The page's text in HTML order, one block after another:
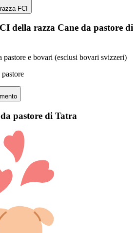
FCI
della razza Cane da pastore di
pastore e bovari (esclusi bovari svizzeri)
pastore di Tatra